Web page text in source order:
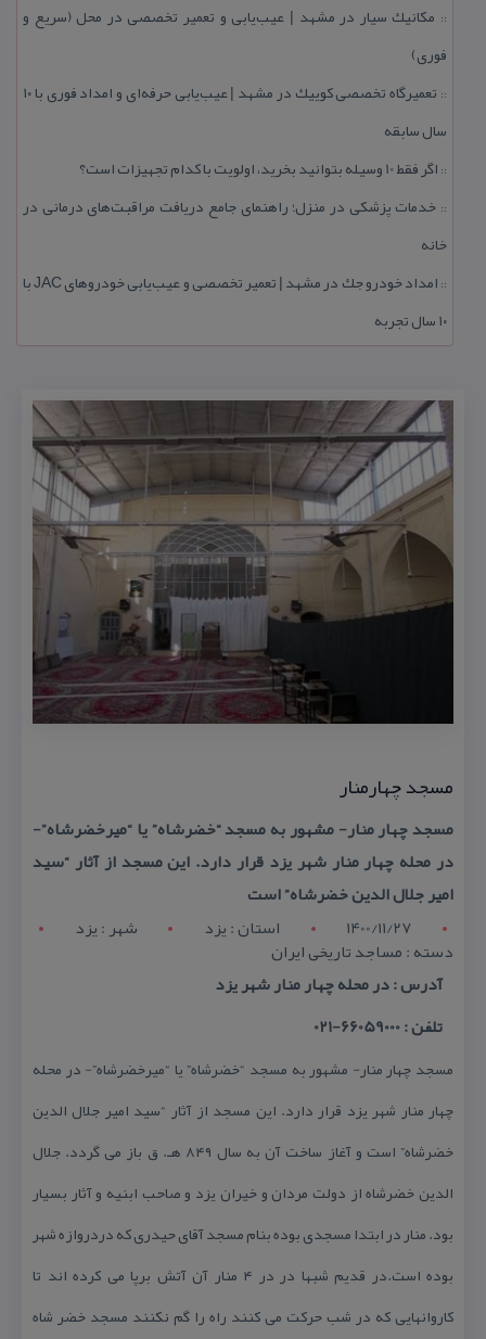
:: مكانیك سیار در مشهد | عیب‌یابی و تعمیر تخصصی در محل (سریع و
فوری)
::
تعمیرگاه تخصصی كوییك در مشهد | عیب‌یابی حرفه‌ای و امداد فوری با ۱۰
سال سابقه
:: اگر فقط 10 وسیله بتوانید بخرید، اولویت با كدام تجهیزات است؟
:: خدمات پزشكی در منزل؛ راهنمای جامع دریافت مراقبت‌های درمانی در
خانه
::
امداد خودرو جك در مشهد | تعمیر تخصصی و عیب‌یابی خودروهای JAC با
۱۰ سال تجربه
مسجد چهارمنار
مسجد چهار منار- مشهور به مسجد “خضرشاه” یا “میرخضرشاه”-
در محله چهار منار شهر یزد قرار دارد. این مسجد از آثار “سید
امیر جلال الدین خضرشاه” است
1400/11/27
استان : يزد شهر : يزد
دسته : مساجد تاریخی ایران
آدرس : در محله چهار منار شهر یزد
تلفن : 66059000-021
مسجد چهار منار- مشهور به مسجد “خضرشاه” یا “میرخضرشاه”- در محله
چهار منار شهر یزد قرار دارد. این مسجد از آثار “سید امیر جلال الدین
خضرشاه” است و آغاز ساخت آن به سال ۸۴۹ هـ. ق باز می گردد. جلال
الدین خضرشاه از دولت مردان و خیران یزد و صاحب ابنیه و آثار بسیار
بود. منار در ابتدا مسجدی بوده بنام مسجد آقای حیدری كه دردروازه شهر
بوده است.در قدیم شبها در در ۴ منار آن آتش برپا می كرده اند تا
كاروانهایی كه در شب حركت می كنند راه را گم نكنند مسجد خضر شاه